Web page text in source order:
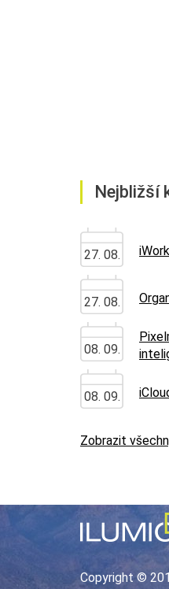
Nejbližší
27. 08.
27. 08.
08. 09.
08. 09.
Zobrazit
Copyright ©